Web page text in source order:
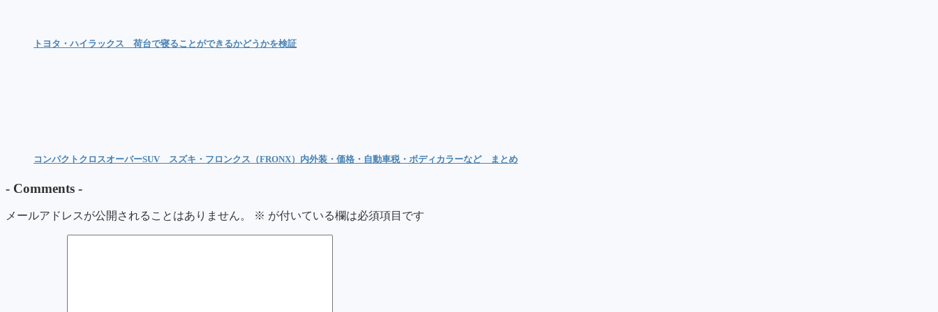
トヨタ・ハイラックス 荷台で寝ることができるかどうかを検証
コンパクトクロスオーバーSUV スズキ・フロンクス（FRONX）内外装・価格・自動車税・ボディカラーなど まとめ
- Comments -
メールアドレスが公開されることはありません。 ※ が付いている欄は必須項目です